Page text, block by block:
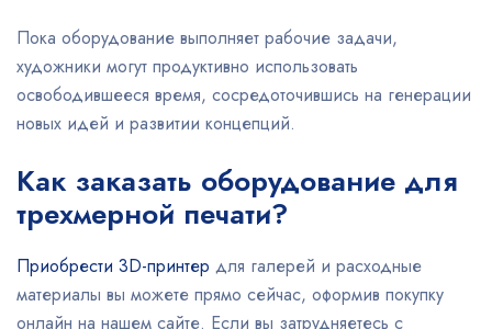
Пока оборудование выполняет рабочие задачи,
художники могут продуктивно использовать
освободившееся время, сосредоточившись на генерации
новых идей и развитии концепций.
Как заказать оборудование для
трехмерной печати?
Приобрести 3D-принтер для галерей и расходные
материалы вы можете прямо сейчас, оформив покупку
онлайн на нашем сайте. Если вы затрудняетесь с